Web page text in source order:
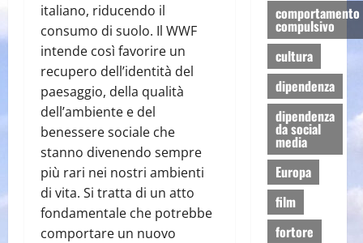
italiano, riducendo il
consumo di suolo. Il WWF
intende così favorire un
recupero dell’identità del
paesaggio, della qualità
dell’ambiente e del
benessere sociale che
stanno divenendo sempre
più rari nei nostri ambienti
di vita. Si tratta di un atto
fondamentale che potrebbe
comportare un nuovo
comportamento
compulsivo
cultura
dipendenza
dipendenza
da social
media
Europa
film
fortore